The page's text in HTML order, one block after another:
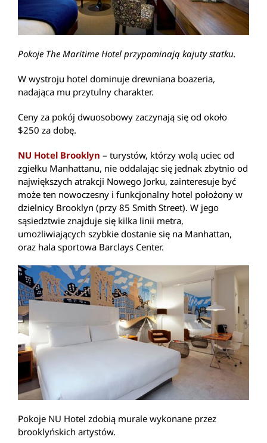
Pokoje The Maritime Hotel przypominają kajuty statku.
W wystroju hotel dominuje drewniana boazeria,
nadająca mu przytulny charakter.
Ceny za pokój dwuosobowy zaczynają się od około
$250 za dobę.
NU Hotel Brooklyn – turystów, którzy wolą uciec od
zgiełku Manhattanu, nie oddalając się jednak zbytnio od
największych atrakcji Nowego Jorku, zainteresuje być
może ten nowoczesny i funkcjonalny hotel położony w
dzielnicy Brooklyn (przy 85 Smith Street). W jego
sąsiedztwie znajduje się kilka linii metra,
umożliwiających szybkie dostanie się na Manhattan,
oraz hala sportowa Barclays Center.
Pokoje NU Hotel zdobią murale wykonane przez
brooklyńskich artystów.